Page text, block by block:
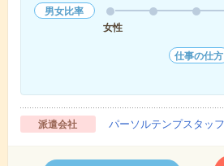
男女比率
女性
仕事の仕方
派遣会社 パーソルテンプスタッ